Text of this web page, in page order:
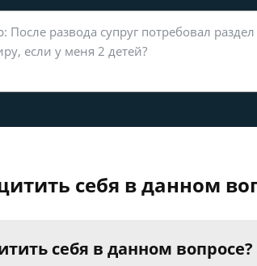
себя в данном
себя в данном вопросе?